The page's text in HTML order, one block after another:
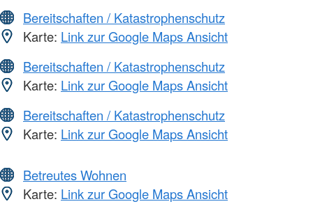
Bereitschaften / Katastrophenschutz
Karte: Link zur Google Maps Ansicht
Bereitschaften / Katastrophenschutz
Karte: Link zur Google Maps Ansicht
Bereitschaften / Katastrophenschutz
Karte: Link zur Google Maps Ansicht
Betreutes Wohnen
Karte: Link zur Google Maps Ansicht